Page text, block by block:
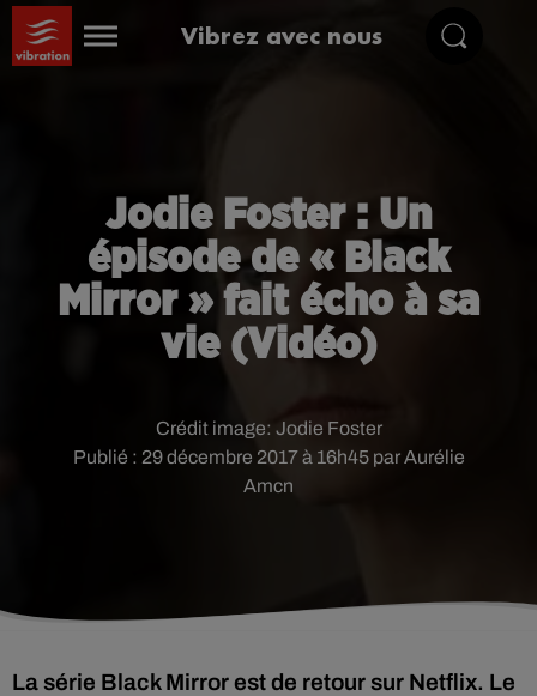
Vibrez avec nous
Jodie Foster : Un
épisode de « Black
Mirror » fait écho à sa
vie (Vidéo)
Publié : 29 décembre 2017 à 16h45 par Aurélie
Amcn
Crédit image: Jodie Foster
La série Black Mirror est de retour sur Netflix. Le